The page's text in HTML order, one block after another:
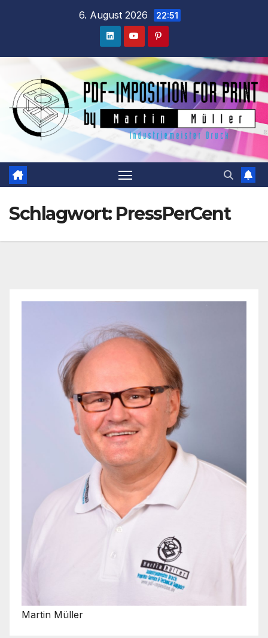
6. August 2026 22:51
Schlagwort: PressPerCent
Martin Müller